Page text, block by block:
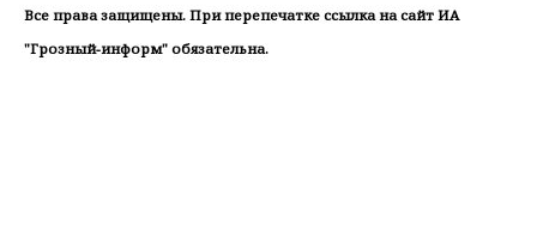
Все права защищены. При перепечатке ссылка на сайт ИА
"Грозный-информ" обязательна.